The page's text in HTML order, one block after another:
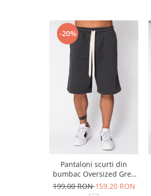
-20%
Pantaloni scurti din
bumbac Oversized Grey
Anthracite
199,00 RON159,20 RON